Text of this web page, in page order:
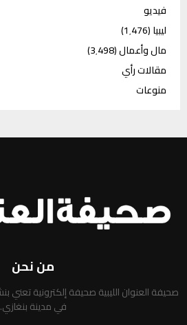
فيديو
ليبيا(1٬476)
مال وأعمال(3٬498)
مقالات رأي
منوعات
من نحن
في مدينة بنغازي.